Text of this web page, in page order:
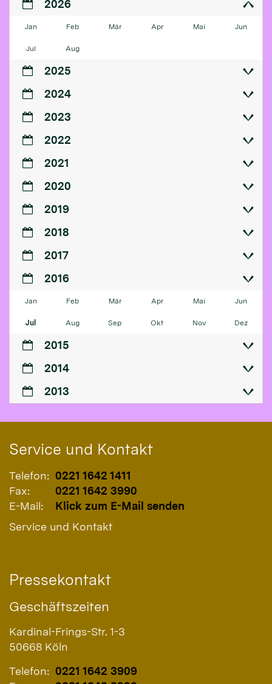
2026
Jan Feb Mär Apr Mai Jun
Jul Aug
2025
2024
2023
2022
2021
2020
2019
2018
2017
2016
Jan Feb Mär Apr Mai Jun
Jul Aug Sep Okt Nov Dez
2015
2014
2013
Service und Kontakt
Telefon: 0221 1642 1411
Fax:
0221 1642 3990
E-Mail:
Klick zum E-Mail senden
Service und Kontakt
Pressekontakt
Geschäftszeiten
Kardinal-Frings-Str. 1-3
50668 Köln
Telefon: 0221 1642 3909